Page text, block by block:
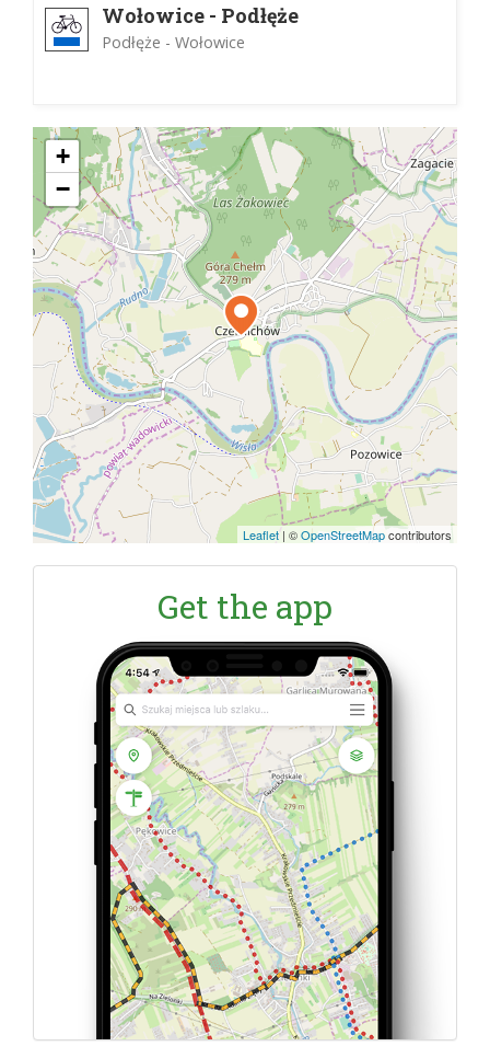
Wołowice - Podłęże
Podłęże - Wołowice
+
−
Leaflet | ©OpenStreetMapcontributors
Get the app